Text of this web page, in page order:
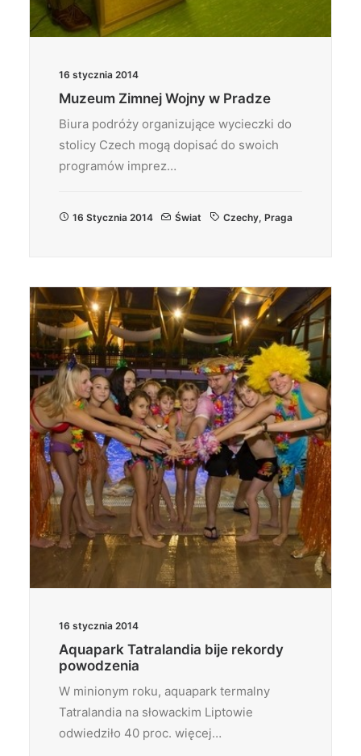
16 stycznia 2014
Muzeum Zimnej Wojny w Pradze
Biura podróży organizujące wycieczki do
stolicy Czech mogą dopisać do swoich
programów imprez…
16 Stycznia 2014 Świat Czechy, Praga
16 stycznia 2014
Aquapark Tatralandia bije rekordy
powodzenia
W minionym roku, aquapark termalny
Tatralandia na słowackim Liptowie
odwiedziło 40 proc. więcej…